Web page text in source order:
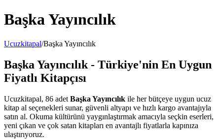
Başka Yayıncılık
Ucuzkitapal/Başka Yayıncılık
Başka Yayıncılık - Türkiye'nin En Uygun
Fiyatlı Kitapçısı
Ucuzkitapal, 86 adet Başka Yayıncılık ile her bütçeye uygun ucuz
kitap al seçenekleri sunar, güvenli altyapı ve hızlı kargo avantajıyla
satın al. Okuma kültürünü yaygınlaştırmak amacıyla seçkin eserleri,
yeni çıkan ve çok satan kitapları en avantajlı fiyatlarla kapınıza
ulaştırıyoruz.